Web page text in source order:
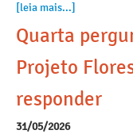
[leia mais...]
Quarta
Projeto
responder
31/05/2026